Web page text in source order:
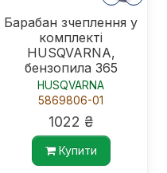
Барабан зчеплення у
комплекті
HUSQVARNA,
бензопила 365
HUSQVARNA
5869806-01
1022 ₴
Купити